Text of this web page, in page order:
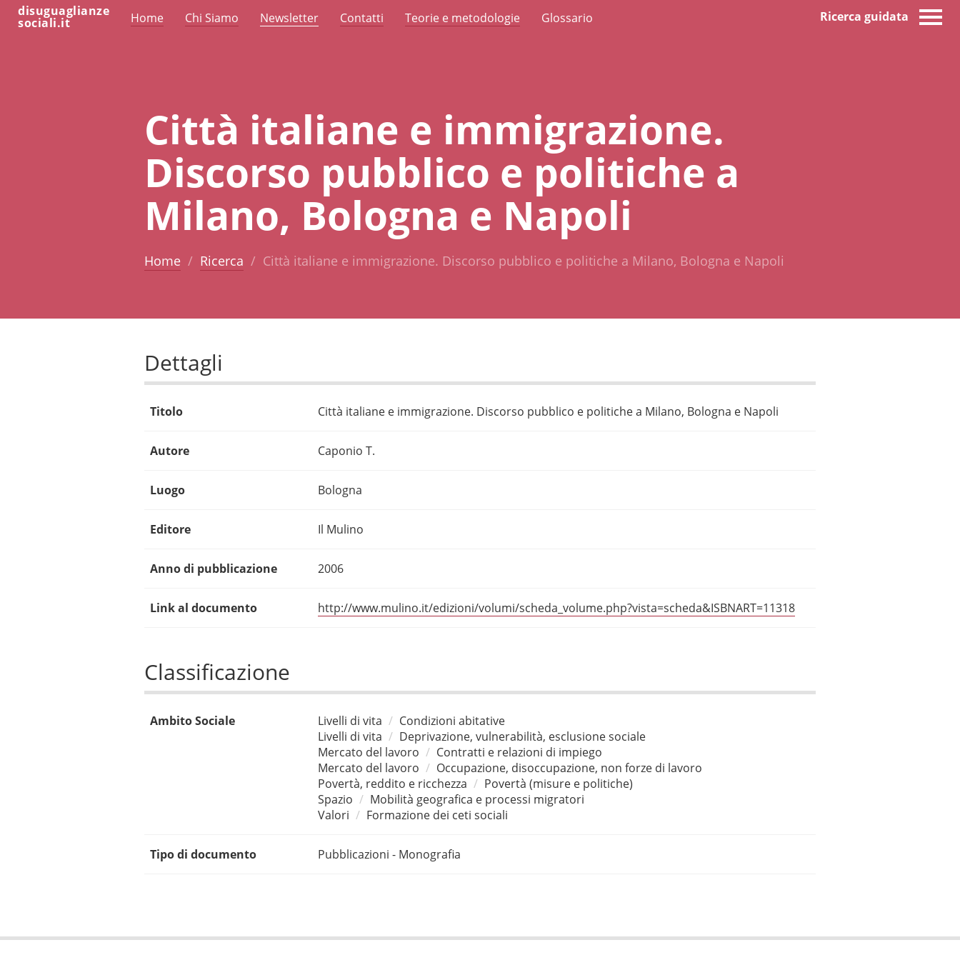
disuguaglianze
sociali.it Home Chi Siamo Newsletter Contatti Teorie e metodologie Glossario Ricerca guidata
Città italiane e immigrazione.
Discorso pubblico e politiche a
Milano, Bologna e Napoli
Home Ricerca Città italiane e immigrazione. Discorso pubblico e politiche a Milano, Bologna e Napoli
Dettagli
Titolo Città italiane e immigrazione. Discorso pubblico e politiche a Milano, Bologna e Napoli
Autore Caponio T.
Luogo Bologna
Editore Il Mulino
Anno di pubblicazione 2006
Link al documento http://www.mulino.it/edizioni/volumi/scheda_volume.php?vista=scheda&ISBNART=11318
Classificazione
Ambito Sociale Livelli di vita
Condizioni abitative
Livelli di vita
Deprivazione, vulnerabilità, esclusione sociale
Mercato del lavoro
Contratti e relazioni di impiego
Mercato del lavoro
Occupazione, disoccupazione, non forze di lavoro
Povertà, reddito e ricchezza
Povertà (misure e politiche)
Spazio
Mobilità geografica e processi migratori
Valori
Formazione dei ceti sociali
Tipo di documento Pubblicazioni - Monografia